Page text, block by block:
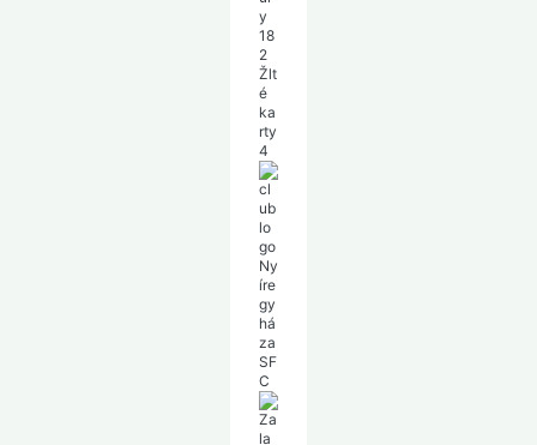
y
18
2
Žlt
é
ka
rty
4
Ny
íre
gy
há
za
SF
C
Za
la